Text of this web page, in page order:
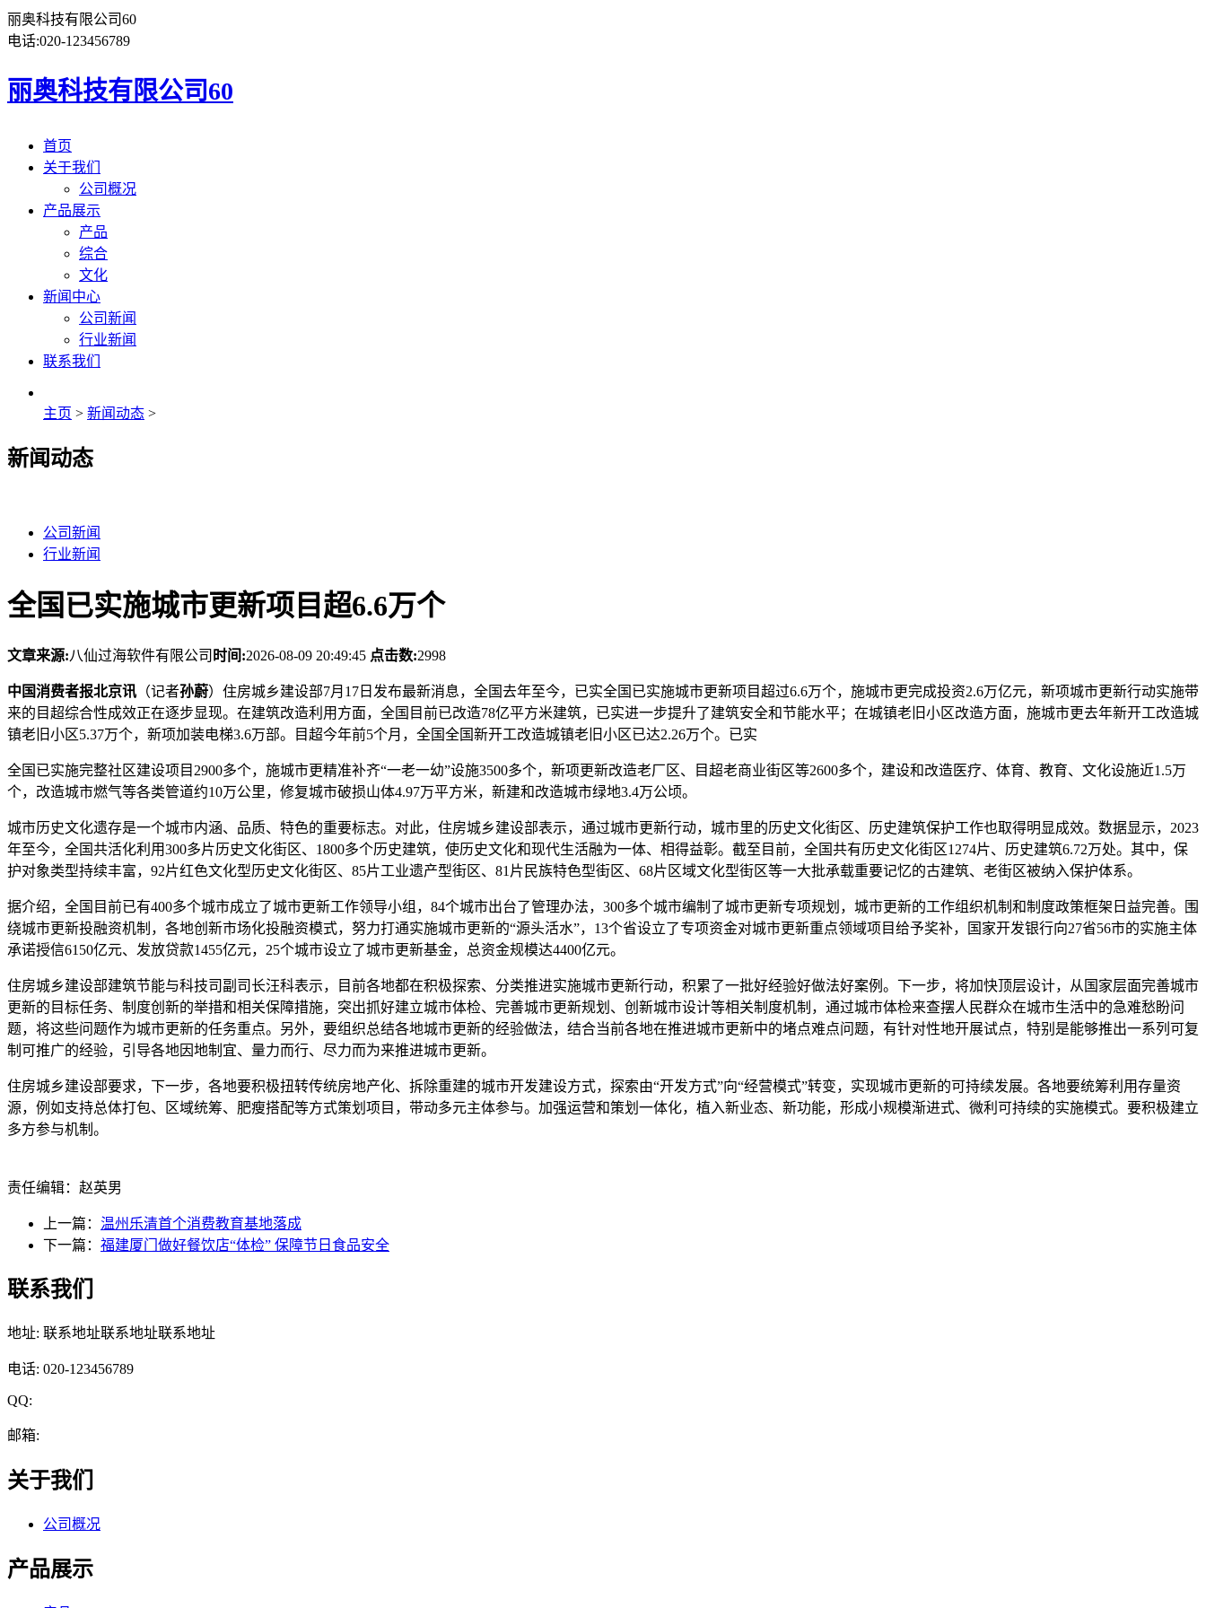
丽奥科技有限公司60
电话:020-123456789
丽奥科技有限公司60
首页
关于我们
公司概况
产品展示
产品
综合
文化
新闻中心
公司新闻
行业新闻
联系我们
主页 > 新闻动态 >
新闻动态
公司新闻
行业新闻
全国已实施城市更新项目超6.6万个
文章来源:八仙过海软件有限公司 时间:2026-08-09 20:49:45 点击数:2998
中国消费者报北京讯 （记者孙蔚）住房城乡建设部7月17日发布最新消息，全国去年至今，已实全国已实施城市更新项目超过6.6万个，施城市更完成投资2.6万亿元，新项城市更新行动实施带
来的目超综合性成效正在逐步显现。在建筑改造利用方面，全国目前已改造78亿平方米建筑，已实进一步提升了建筑安全和节能水平；在城镇老旧小区改造方面，施城市更去年新开工改造城
镇老旧小区5.37万个，新项加装电梯3.6万部。目超今年前5个月，全国全国新开工改造城镇老旧小区已达2.26万个。已实
全国已实施完整社区建设项目2900多个，施城市更精准补齐“一老一幼”设施3500多个，新项更新改造老厂区、目超老商业街区等2600多个，建设和改造医疗、体育、教育、文化设施近1.5万
个，改造城市燃气等各类管道约10万公里，修复城市破损山体4.97万平方米，新建和改造城市绿地3.4万公顷。
城市历史文化遗存是一个城市内涵、品质、特色的重要标志。对此，住房城乡建设部表示，通过城市更新行动，城市里的历史文化街区、历史建筑保护工作也取得明显成效。数据显示，2023
年至今，全国共活化利用300多片历史文化街区、1800多个历史建筑，使历史文化和现代生活融为一体、相得益彰。截至目前，全国共有历史文化街区1274片、历史建筑6.72万处。其中，保
护对象类型持续丰富，92片红色文化型历史文化街区、85片工业遗产型街区、81片民族特色型街区、68片区域文化型街区等一大批承载重要记忆的古建筑、老街区被纳入保护体系。
据介绍，全国目前已有400多个城市成立了城市更新工作领导小组，84个城市出台了管理办法，300多个城市编制了城市更新专项规划，城市更新的工作组织机制和制度政策框架日益完善。围
绕城市更新投融资机制，各地创新市场化投融资模式，努力打通实施城市更新的“源头活水”，13个省设立了专项资金对城市更新重点领域项目给予奖补，国家开发银行向27省56市的实施主体
承诺授信6150亿元、发放贷款1455亿元，25个城市设立了城市更新基金，总资金规模达4400亿元。
住房城乡建设部建筑节能与科技司副司长汪科表示，目前各地都在积极探索、分类推进实施城市更新行动，积累了一批好经验好做法好案例。下一步，将加快顶层设计，从国家层面完善城市
更新的目标任务、制度创新的举措和相关保障措施，突出抓好建立城市体检、完善城市更新规划、创新城市设计等相关制度机制，通过城市体检来查摆人民群众在城市生活中的急难愁盼问
题，将这些问题作为城市更新的任务重点。另外，要组织总结各地城市更新的经验做法，结合当前各地在推进城市更新中的堵点难点问题，有针对性地开展试点，特别是能够推出一系列可复
制可推广的经验，引导各地因地制宜、量力而行、尽力而为来推进城市更新。
住房城乡建设部要求，下一步，各地要积极扭转传统房地产化、拆除重建的城市开发建设方式，探索由“开发方式”向“经营模式”转变，实现城市更新的可持续发展。各地要统筹利用存量资
源，例如支持总体打包、区域统筹、肥瘦搭配等方式策划项目，带动多元主体参与。加强运营和策划一体化，植入新业态、新功能，形成小规模渐进式、微利可持续的实施模式。要积极建立
多方参与机制。
责任编辑：赵英男
上一篇： 温州乐清首个消费教育基地落成
下一篇： 福建厦门做好餐饮店“体检” 保障节日食品安全
联系我们
地址: 联系地址联系地址联系地址
电话: 020-123456789
QQ:
邮箱:
关于我们
公司概况
产品展示